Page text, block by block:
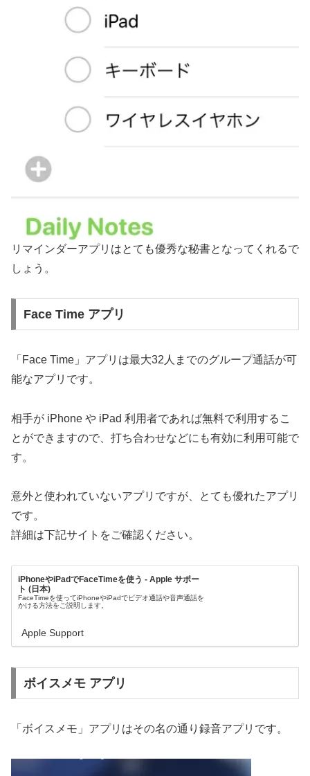
リマインダーアプリはとても優秀な秘書となってくれるで
しょう。
Face Time アプリ
「Face Time」アプリは最大32人までのグループ通話が可
能なアプリです。
相手が iPhone や iPad 利用者であれば無料で利用するこ
とができますので、打ち合わせなどにも有効に利用可能で
す。
意外と使われていないアプリですが、とても優れたアプリ
です。
詳細は下記サイトをご確認ください。
iPhoneやiPadでFaceTimeを使う - Apple サポー
ト (日本)
FaceTimeを使ってiPhoneやiPadでビデオ通話や音声通話を
かける方法をご説明します。
Apple Support
ボイスメモ アプリ
「ボイスメモ」アプリはその名の通り録音アプリです。